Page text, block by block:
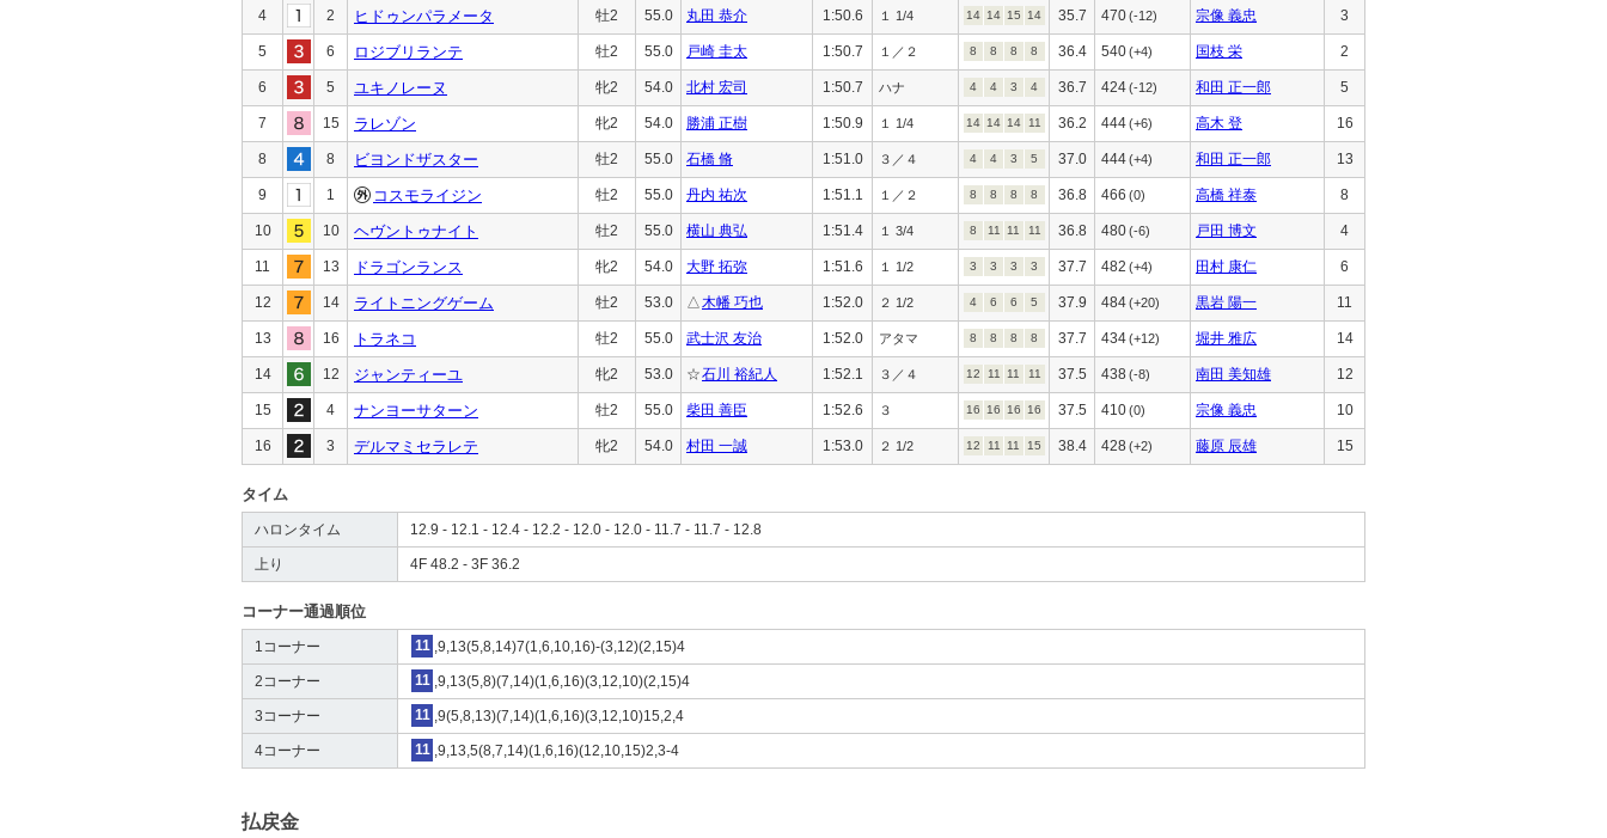
4 2 ヒドゥンパラメータ 牡2 55.0 丸田 恭介 1:50.6 １ 1/4 14 14 15 14 35.7 470(-12) 宗像 義忠 3
5 6 ロジブリランテ 牡2 55.0 戸崎 圭太 1:50.7 １／２ 8 8 8 8 36.4 540(+4) 国枝 栄 2
6 5 ユキノレーヌ 牝2 54.0 北村 宏司 1:50.7 ハナ 4 4 3 4 36.7 424(-12) 和田 正一郎 5
7 15 ラレゾン 牝2 54.0 勝浦 正樹 1:50.9 １ 1/4 14 14 14 11 36.2 444(+6) 高木 登 16
8 8 ビヨンドザスター 牡2 55.0 石橋 脩 1:51.0 ３／４ 4 4 3 5 37.0 444(+4) 和田 正一郎 13
9 1 コスモライジン 牡2 55.0 丹内 祐次 1:51.1 １／２ 8 8 8 8 36.8 466 (0) 高橋 祥泰 8
10 10 ヘヴントゥナイト 牡2 55.0 横山 典弘 1:51.4 １ 3/4 8 11 11 11 36.8 480(-6) 戸田 博文 4
11 13 ドラゴンランス 牝2 54.0 大野 拓弥 1:51.6 １ 1/2 3 3 3 3 37.7 482 (+4) 田村 康仁 6
12 14 ライトニングゲーム 牡2 53.0 △木幡 巧也 1:52.0 ２ 1/2 4 6 6 5 37.9 484(+20) 黒岩 陽一 11
13 16 トラネコ 牡2 55.0 武士沢 友治 1:52.0 アタマ 8 8 8 8 37.7 434(+12) 堀井 雅広 14
14 12 ジャンティーユ 牝2 53.0 ☆石川 裕紀人 1:52.1 ３／４ 12 11 11 11 37.5 438 (-8) 南田 美知雄 12
15 4 ナンヨーサターン 牡2 55.0 柴田 善臣 1:52.6 ３ 16 16 16 16 37.5 410(0) 宗像 義忠 10
16 3 デルマミセラレテ 牝2 54.0 村田 一誠 1:53.0 ２ 1/2 12 11 11 15 38.4 428 (+2) 藤原 辰雄 15
タイム
ハロンタイム 12.9 - 12.1 - 12.4 - 12.2 - 12.0 - 12.0 - 11.7 - 11.7 - 12.8
上り 4F 48.2 - 3F 36.2
コーナー通過順位
1コーナー 11 ,9,13(5,8,14)7(1,6,10,16)-(3,12)(2,15)4
2コーナー 11 ,9,13(5,8)(7,14)(1,6,16)(3,12,10)(2,15)4
3コーナー 11 ,9(5,8,13)(7,14)(1,6,16)(3,12,10)15,2,4
4コーナー 11 ,9,13,5(8,7,14)(1,6,16)(12,10,15)2,3-4
払戻金